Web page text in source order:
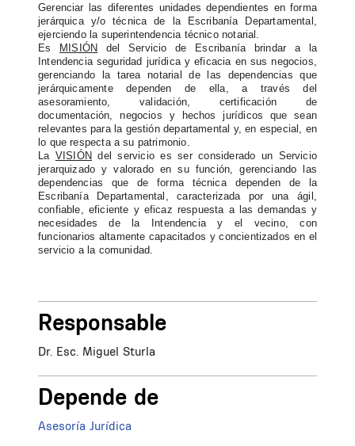
Gerenciar las diferentes unidades dependientes en forma
jerárquica y/o técnica de la Escribanía Departamental,
ejerciendo la superintendencia técnico notarial.
Es
MISIÓN delServicio de Escribanía brindar a la
Intendencia seguridad jurídica y eficacia en sus negocios,
gerenciando la tarea notarial de las dependencias que
jerárquicamente dependen de ella, a través del
asesoramiento, validación, certificación de
documentación, negocios y hechos jurídicos que sean
relevantes para la gestión departamental y, en especial, en
lo que respecta a su patrimonio.
La VISIÓN del servicio es ser considerado un Servicio
jerarquizado y valorado en su función,gerenciando las
dependencias que de forma técnica dependen de la
Escribanía Departamental,
caracterizada por una ágil,
confiable, eficiente y eficaz respuesta a las demandas y
necesidades de la Intendencia y el vecino, con
funcionarios altamente capacitados y concientizados en el
servicio a la comunidad.
Responsable
Dr. Esc. Miguel Sturla
Depende de
Asesoría Jurídica